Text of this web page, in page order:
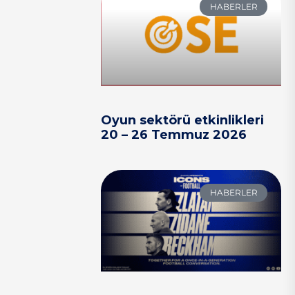
HABERLER
Oyun sektörü etkinlikleri
20 – 26 Temmuz 2026
HABERLER